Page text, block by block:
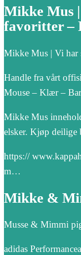
Mikke Mus
favoritter –
Mikke Mus | Vi har
Handle fra vårt
Mouse – Klær –
Mikke Mus
elsker. Kjøp
https://
m…
Mikke &
Musse & Mimmi
adidas